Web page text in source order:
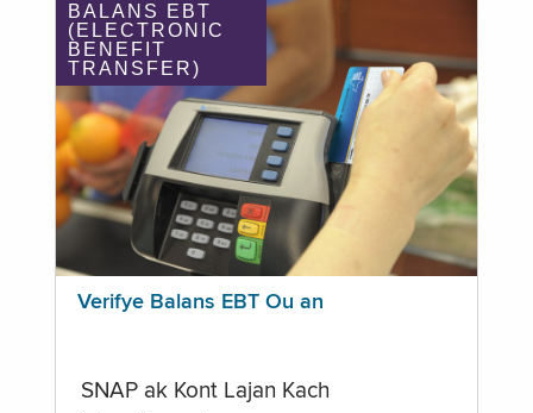
BALANS EBT
(ELECTRONIC
BENEFIT
TRANSFER)
Verifye Balans EBT Ou an
SNAP ak Kont Lajan Kach